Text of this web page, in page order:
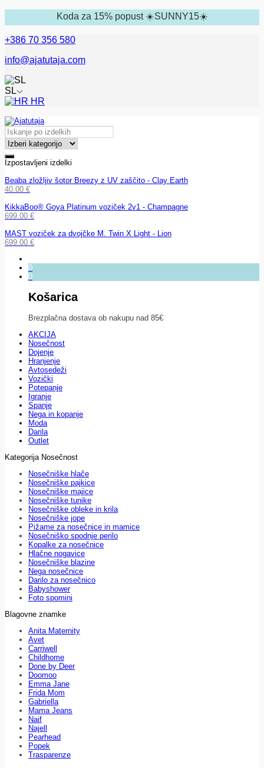
Koda za 15% popust ☀️SUNNY15☀️
+386 70 356 580
info@ajatutaja.com
SL
HR
Izpostavljeni izdelki
Beaba zložljiv šotor Breezy z UV zaščito - Clay Earth
40.00 €
KikkaBoo® Goya Platinum voziček 2v1 - Champagne
699.00 €
MAST voziček za dvojčke M. Twin X Light - Lion
699.00 €
0
0
Košarica
Brezplačna dostava ob nakupu nad 85€
AKCIJA
Nosečnost
Dojenje
Hranjenje
Avtosedeži
Vozički
Potepanje
Igranje
Spanje
Nega in kopanje
Moda
Darila
Outlet
Kategorija Nosečnost
Nosečniške hlače
Nosečniške pajkice
Nosečniške majice
Nosečniške tunike
Nosečniške obleke in krila
Nosečniške jope
Pižame za nosečnice in mamice
Nosečniško spodnje perilo
Kopalke za nosečnice
Hlačne nogavice
Nosečniške blazine
Nega nosečnice
Darilo za nosečnico
Babyshower
Foto spomini
Blagovne znamke
Anita Maternity
Avet
Carriwell
Childhome
Done by Deer
Doomoo
Emma Jane
Frida Mom
Gabriella
Mama Jeans
Naif
Najell
Pearhead
Popek
Trasparenze